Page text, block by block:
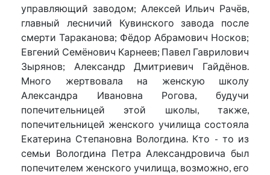
управляющий заводом; Алексей Ильич Рачёв,
главный лесничий Кувинского завода после
смерти Тараканова; Фёдор Абрамович Носков;
Евгений Семёнович Карнеев; Павел Гаврилович
Зырянов; Александр Дмитриевич Гайдёнов.
Много жертвовала на женскую школу
Александра Ивановна Рогова, будучи
попечительницей этой школы, также,
попечительницей женского училища состояла
Екатерина Степановна Вологдина. Кто - то из
семьи Вологдина Петра Александровича был
попечителем женского училища, возможно, его